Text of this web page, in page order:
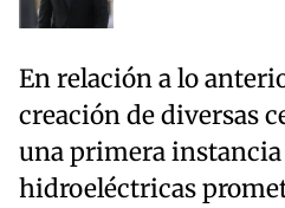
En relación a lo
creación de diversas
una primera instancia
hidroeléctricas